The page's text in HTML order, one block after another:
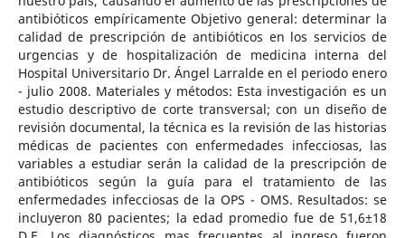
antibióticos empíricamente Objetivo general: determinar la
calidad de prescripción de antibióticos en los servicios de
urgencias y de hospitalización de medicina interna del
Hospital Universitario Dr. Ángel Larralde en el periodo enero
- julio 2008. Materiales y métodos: Esta investigación es un
estudio descriptivo de corte transversal; con un diseño de
revisión documental, la técnica es la revisión de las historias
médicas de pacientes con enfermedades infecciosas, las
variables a estudiar serán la calidad de la prescripción de
antibióticos según la guía para el tratamiento de las
enfermedades infecciosas de la OPS - OMS. Resultados: se
incluyeron 80 pacientes; la edad promedio fue de 51,6±18